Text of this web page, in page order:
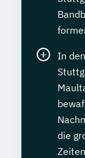
In
die